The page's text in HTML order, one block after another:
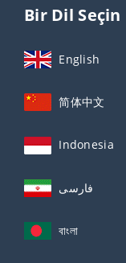
Bir Dil Seçin
English
简体中文
Indonesia
فارسی
বাংলা